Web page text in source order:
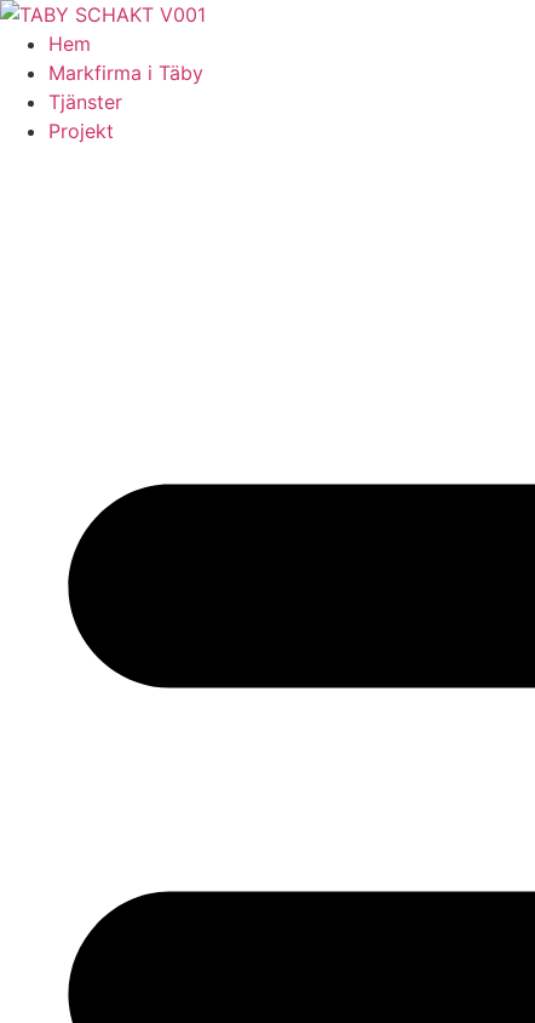
Skip
content
Hem
Markfirma i Täby
Tjänster
Projekt